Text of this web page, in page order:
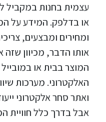
עצמית בחנות במקביל
או בדלפק. המידע על
ומחירים ומבצעים,
אותו הדבר, מכיוון
המוצר בבית או
ואתר סחר אלקטרוני
אבל בדרך כלל חוויית